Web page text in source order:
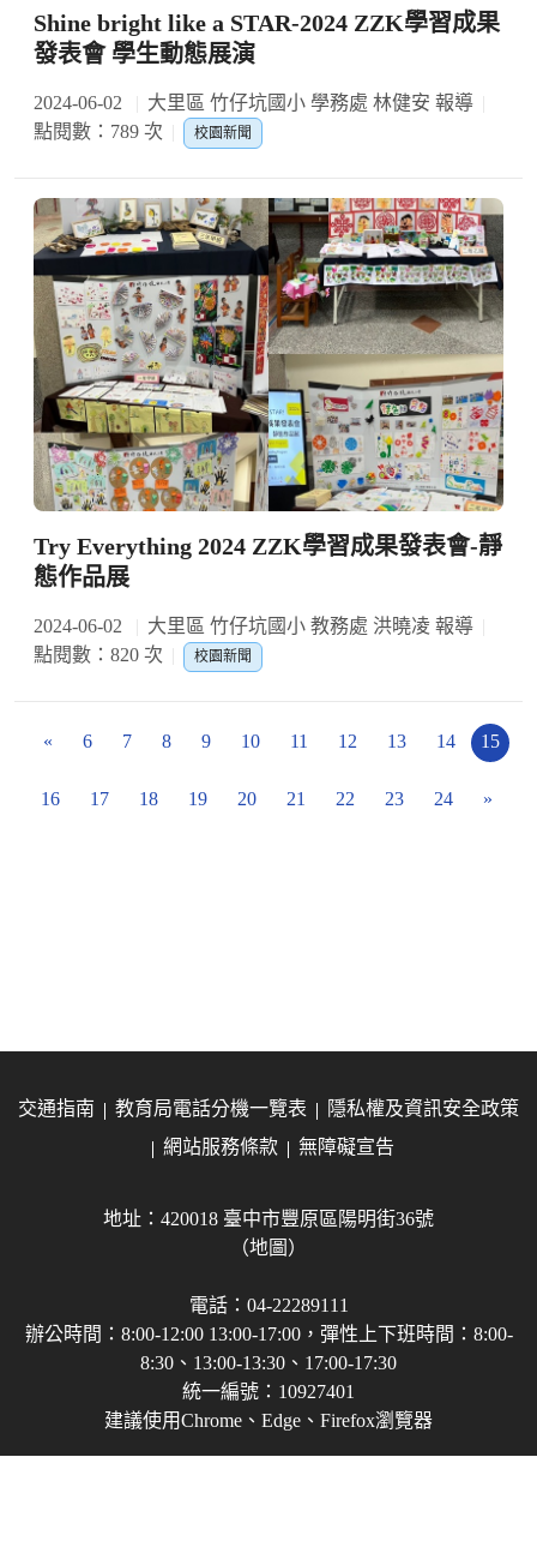
Shine bright like a STAR-2024 ZZK學習成果
發表會 學生動態展演
2024-06-02
大里區 竹仔坑國小 學務處 林健安 報導
點閱數：789 次
校園新聞
Try Everything 2024 ZZK學習成果發表會-靜
態作品展
2024-06-02
大里區 竹仔坑國小 教務處 洪曉凌 報導
點閱數：820 次
校園新聞
« 6 7 8 9 10 11 12 13 14 15
16 17 18 19 20 21 22 23 24 »
交通指南 教育局電話分機一覽表
隱私權及資訊安全政策
網站服務條款
無障礙宣告
地址：420018 臺中市豐原區陽明街36號
（地圖）
電話：04-22289111
辦公時間：8:00-12:00 13:00-17:00，彈性上下班時間：8:00-
8:30、13:00-13:30、17:00-17:30
統一編號：10927401
建議使用Chrome、Edge、Firefox瀏覽器